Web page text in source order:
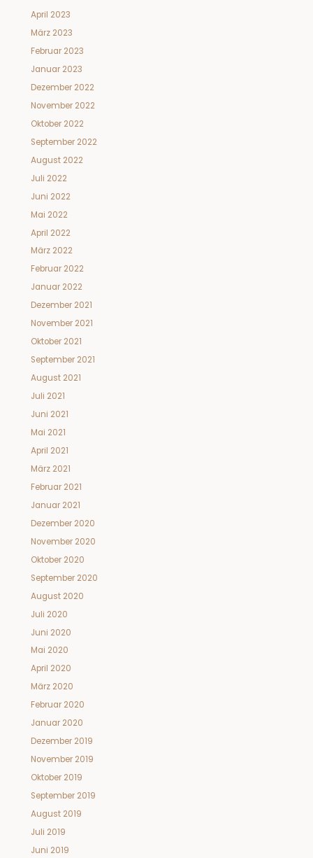
April 2023
März 2023
Februar 2023
Januar 2023
Dezember 2022
November 2022
Oktober 2022
September 2022
August 2022
Juli 2022
Juni 2022
Mai 2022
April 2022
März 2022
Februar 2022
Januar 2022
Dezember 2021
November 2021
Oktober 2021
September 2021
August 2021
Juli 2021
Juni 2021
Mai 2021
April 2021
März 2021
Februar 2021
Januar 2021
Dezember 2020
November 2020
Oktober 2020
September 2020
August 2020
Juli 2020
Juni 2020
Mai 2020
April 2020
März 2020
Februar 2020
Januar 2020
Dezember 2019
November 2019
Oktober 2019
September 2019
August 2019
Juli 2019
Juni 2019